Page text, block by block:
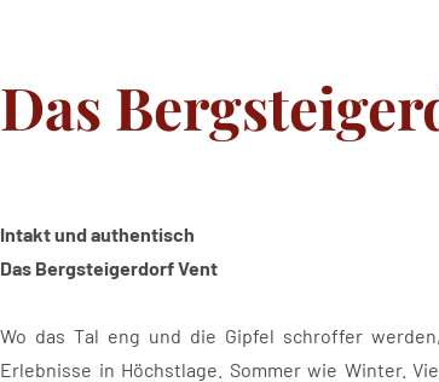
Das
Intakt und authentisch
Das Bergsteigerdorf Vent
Wo das Tal eng und die Gipfel schroffer
Erlebnisse in Höchstlage. Sommer wie Winter.